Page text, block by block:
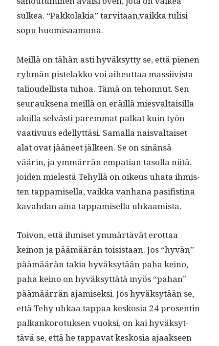
sulkea. “Pakko­lakia” tarvitaan,vaikka tulisi
sopu huomisaamuna.
Meil­lä on tähän asti hyväksyt­ty se, että pienen
ryh­män pis­te­lakko voi aiheut­taa mas­si­ivista
tal­ioudel­lista tuhoa. Tämä on tehon­nut. Sen
seu­rauk­se­na meil­lä on eräil­lä mies­val­taisil­la
aloil­la selvästi parem­mat palkat kuin työn
vaa­tivu­us edel­lyt­täsi. Samal­la nais­val­taiset
alat ovat jääneet jäl­keen. Se on sinän­sä
väärin, ja ymmär­rän empa­t­ian tasol­la niitä,
joiden mielestä Tehyl­lä on oikeus uha­ta ihmis­
ten tap­pamisel­la, vaik­ka van­hana pasi­fisti­na
kavah­dan aina tap­pamisel­la uhkaamista.
Toivon, että ihmiset ymmärtävät erot­taa
keinon ja päämäärän toi­sis­taan. Jos “hyvän”
päämäärän takia hyväksytään paha keino,
paha keino on hyväksyt­tätä myös “pahan”
päämäär­rän ajamisek­si. Jos hyväksytään se,
että Tehy uhkaa tap­paa keskosia 24 pros­entin
palkanko­ro­tuk­sen vuok­si, on kai hyväksyt­
tävä se, että he tap­pa­vat keskosia ajaak­seen